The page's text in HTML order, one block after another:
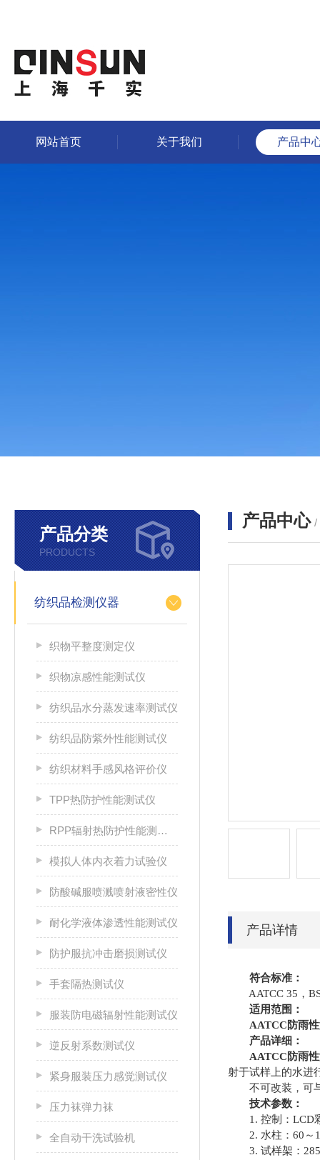
网站首页 关于我们 产品中
产品分类
PRODUCTS
纺织品检测仪器
织物平整度测定仪
织物凉感性能测试仪
纺织品水分蒸发速率测试仪
纺织品防紫外性能测试仪
纺织材料手感风格评价仪
TPP热防护性能测试仪
RPP辐射热防护性能测试仪
模拟人体内衣着力试验仪
防酸碱服喷溅喷射液密性仪
耐化学液体渗透性能测试仪
防护服抗冲击磨损测试仪
手套隔热测试仪
服装防电磁辐射性能测试仪
逆反射系数测试仪
紧身服装压力感觉测试仪
压力袜弹力袜
全自动干洗试验机
产品中心 /
产品详情
符合标准：
AATCC 35，BS
适用范围：
AATCC防雨
产品详细：
AATCC防雨
射于试样上的水进
不可改装，可与
技术参数：
1. 控制：LCD
2. 水柱：60～
3. 试样架：